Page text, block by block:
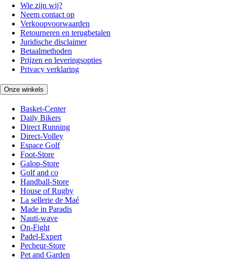
Wie zijn wij?
Neem contact op
Verkoopvoorwaarden
Retourneren en terugbetalen
Juridische disclaimer
Betaalmethoden
Prijzen en leveringsopties
Privacy verklaring
Onze winkels
Basket-Center
Daily Bikers
Direct Running
Direct-Volley
Espace Golf
Foot-Store
Galop-Store
Golf and co
Handball-Store
House of Rugby
La sellerie de Maé
Made in Paradis
Nauti-wave
On-Fight
Padel-Expert
Pecheur-Store
Pet and Garden